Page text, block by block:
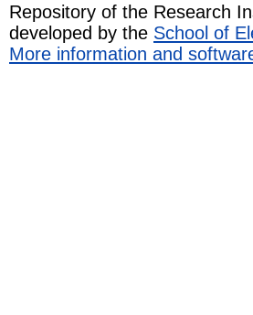
Repository of the Research
developed by the School of
More information and